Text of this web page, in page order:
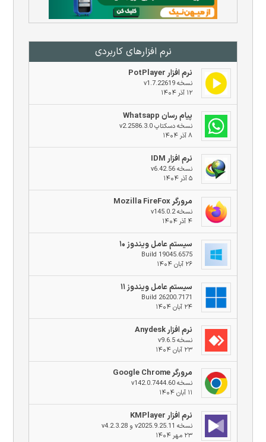
نرم افزار‌های کاربردی
نرم افزار PotPlayer
نسخه v1.7.22619
۱۲ آذر ۱۴۰۴
پیام رسان Whatsapp
نسخه دسکتاپ v2.2586.3.0
۸ آذر ۱۴۰۴
نرم افزار IDM
نسخه v6.42.56
۵ آذر ۱۴۰۴
مرورگر Mozilla FireFox
نسخه v145.0.2
۴ آذر ۱۴۰۴
سیستم عامل ویندوز ۱۰
Build 19045.6575
۲۶ آبان ۱۴۰۴
سیستم عامل ویندوز ۱۱
Build 26200.7171
۲۴ آبان ۱۴۰۴
نرم افزار Anydesk
نسخه v9.6.5
۲۳ آبان ۱۴۰۴
مرورگر Google Chrome
نسخه v142.0.7444.60
۱۱ آبان ۱۴۰۴
نرم افزار KMPlayer
نسخه v2025.9.25.11 و v4.2.3.28
۲۳ مهر ۱۴۰۴